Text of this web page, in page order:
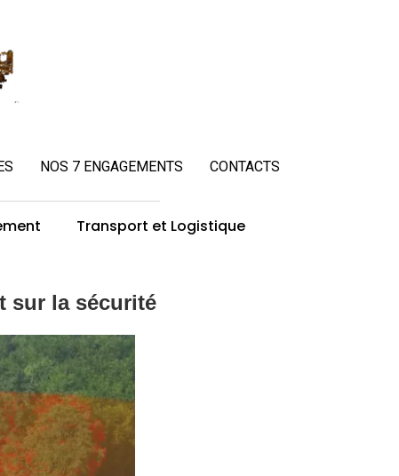
NOS 7 ENGAGEMENTS CONTACTS
Transport et Logistique
sur la sécurité